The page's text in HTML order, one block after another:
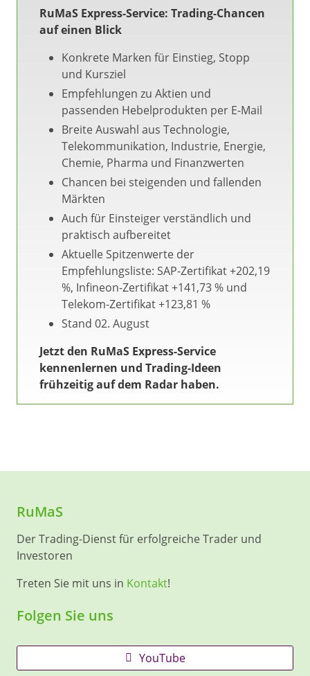
RuMaS Express-Service: Trading-Chancen
auf einen Blick
Konkrete Marken für Einstieg, Stopp
und Kursziel
Empfehlungen zu Aktien und
passenden Hebelprodukten per E-Mail
Breite Auswahl aus Technologie,
Telekommunikation, Industrie, Energie,
Chemie, Pharma und Finanzwerten
Chancen bei steigenden und fallenden
Märkten
Auch für Einsteiger verständlich und
praktisch aufbereitet
Aktuelle Spitzenwerte der
Empfehlungsliste: SAP-Zertifikat +202,19
%, Infineon-Zertifikat +141,73 % und
Telekom-Zertifikat +123,81 %
Stand 02. August
Jetzt den RuMaS Express-Service
kennenlernen und Trading-Ideen
frühzeitig auf dem Radar haben.
RuMaS
Der Trading-Dienst für erfolgreiche Trader und
Investoren
Treten Sie mit uns in Kontakt!
Folgen Sie uns
YouTube